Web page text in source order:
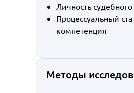
Личность судебного
Процессуальный
компетенция
Методы